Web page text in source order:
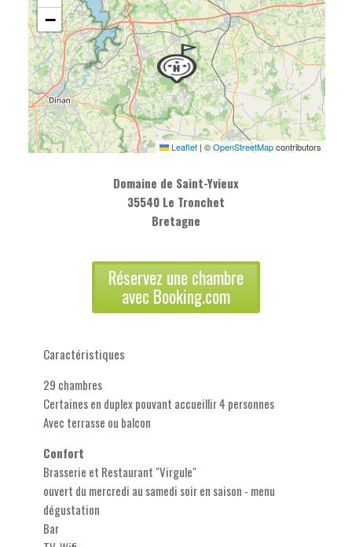
−
Leaflet | ©OpenStreetMapcontributors
Domaine de Saint-Yvieux
35540 Le Tronchet
Bretagne
Réservez une chambre
avec Booking.com
Caractéristiques
29 chambres
Certaines en duplex pouvant accueillir 4 personnes
Avec terrasse ou balcon
Confort
Brasserie et Restaurant "Virgule"
ouvert du mercredi au samedi soir en saison - menu
dégustation
Bar